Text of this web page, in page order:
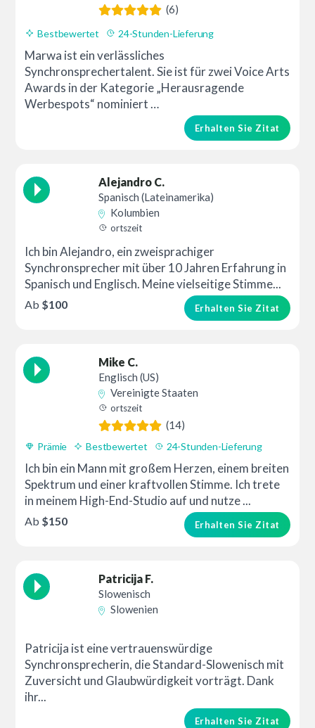
(6)
Bestbewertet 24-Stunden-Lieferung
Marwa ist ein verlässliches
Synchronsprechertalent. Sie ist für zwei Voice Arts
Awards in der Kategorie „Herausragende
Werbespots“ nominiert …
Erhalten Sie Zitat
Alejandro C.
Spanisch (Lateinamerika)
Kolumbien
ortszeit
Ich bin Alejandro, ein zweisprachiger
Synchronsprecher mit über 10 Jahren Erfahrung in
Spanisch und Englisch. Meine vielseitige Stimme...
Erhalten Sie Zitat
Ab $100
Mike C.
Englisch (US)
Vereinigte Staaten
ortszeit
(14)
Prämie Bestbewertet 24-Stunden-Lieferung
Ich bin ein Mann mit großem Herzen, einem breiten
Spektrum und einer kraftvollen Stimme. Ich trete
in meinem High-End-Studio auf und nutze ...
Erhalten Sie Zitat
Ab $150
Patricija F.
Slowenisch
Slowenien
Patricija ist eine vertrauenswürdige
Synchronsprecherin, die Standard-Slowenisch mit
Zuversicht und Glaubwürdigkeit vorträgt. Dank
ihr...
Erhalten Sie Zitat